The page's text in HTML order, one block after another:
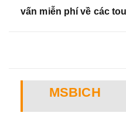
vấn miễn phí về các
MSBICH